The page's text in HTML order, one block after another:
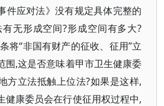
件应对法》没有规定具体完整的
无形成空间?形成空间有多大?
将“非国有财产的征收、征用”立
围,这是否意味着甲市卫生健康委
方立法抵触上位法?如果是这样,
健康委员会在行使征用权过程中,